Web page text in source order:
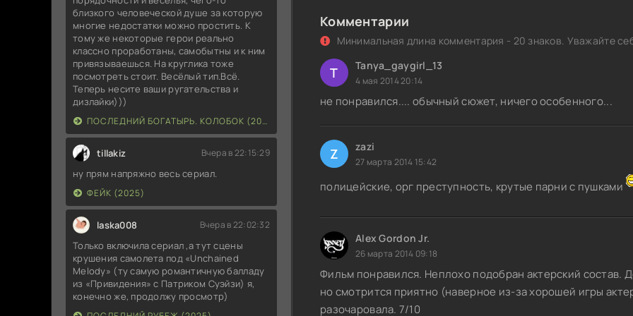
близкого человеческой душе за которую
многие недостатки можно простить. К
тому же некоторые герои реально
классно проработаны, самобытны и к ним
привязываешься. На круглика тоже
посмотреть стоит. Весёлый тип.Всё.
Теперь несите ваши ругательства и
дизлайки)))
ПОСЛЕДНИЙ БОГАТЫРЬ. КОЛОБОК (2026)
tillakiz Вчера в 22:15:29
ну прям напряжно весь сериал.
ФЕЙК (2025)
laska008 Вчера в 22:02:32
Только включила сериал ,а тут сцены
крушения самолета под «Unchained
Melody» (ту самую романтичную балладу
из «Привидения» с Патриком Суэйзи) я,
конечно же, продолжу просмотр)
Перекрестный огонь / Bad Country (2014) DVD9 от New-Team | P |
Перекрёстный огонь / Les insoumis (2008) HDRip-AVC | P
Лицензия
Перекрестный огонь / Bad Country (2014) BDRip-AVC от HELLYWOOD |
Перекрестный огонь / Bad Country (2014) HDRip от Scarabey | P |
Перекрёстный огонь / Crossfire (2022) WEBRip [H.264/720p] (сезон
3 из 3) TVShows
Комментарии
Минимальная длина комментария - 20 знаков. Уважайте
T Tanya_gaygirl_13
4 мая 2014 20:14
не понравился.... обычный сюжет, ничего особенного...
Z zazi
27 марта 2014 15:42
полицейские, орг преступность, крутые парни с пушками
Alex Gordon Jr.
26 марта 2014 09:18
Фильм понравился. Неплохо подобран актерский состав.
но смотрится приятно (наверное из-за хорошей игры
разочаровала. 7/10